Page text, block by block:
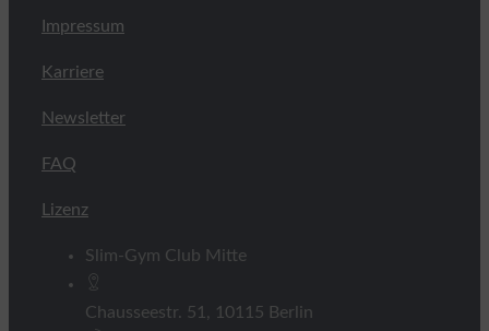
Impressum
Karriere
Newsletter
FAQ
Lizenz
Slim-Gym Club Mitte
Chausseestr. 51, 10115 Berlin